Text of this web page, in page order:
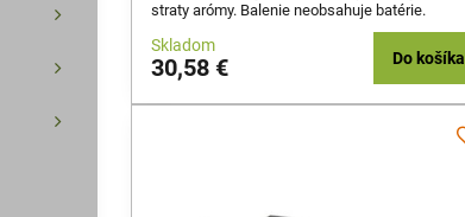
straty arómy. Balenie neobsahuje batérie.
Skladom
30,58 € Do košíka